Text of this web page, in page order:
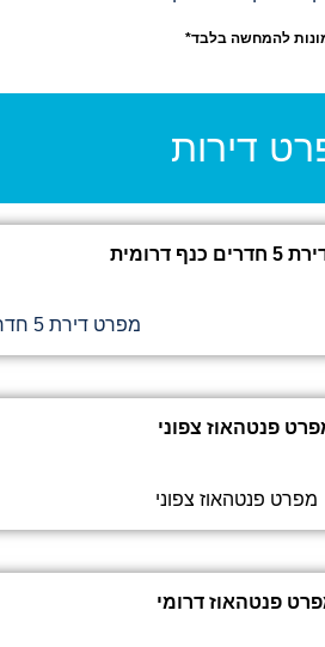
להמחשה בלבד*
דירות
כנף דרומית
פנטהאוז צפוני
פנטהאוז דרומי